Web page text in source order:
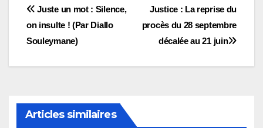
Navigation
de
l’article
Justice : La reprise du
procès du 28 septembre
décalée au 21 juin
Juste un mot : Silence,
on insulte ! (Par Diallo
Souleymane)
Articles similaires